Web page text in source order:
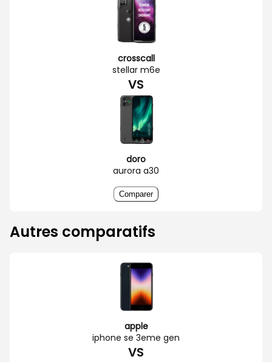
crosscall
stellar m6e
VS
doro
aurora a30
Comparer
Autres comparatifs
apple
iphone se 3eme gen
VS